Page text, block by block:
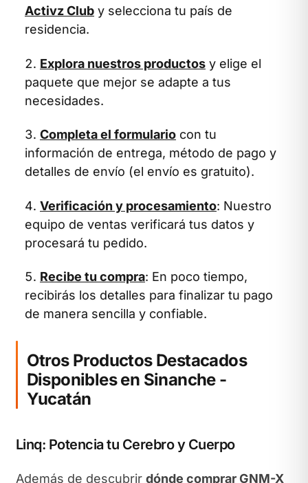
Activz Club y selecciona tu país de
residencia.
Explora nuestros productos y elige el
paquete que mejor se adapte a tus
necesidades.
Completa el formulario con tu
información de entrega, método de pago y
detalles de envío (el envío es gratuito).
Verificación y procesamiento: Nuestro
equipo de ventas verificará tus datos y
procesará tu pedido.
Recibe tu compra: En poco tiempo,
recibirás los detalles para finalizar tu pago
de manera sencilla y confiable.
Otros Productos Destacados
Disponibles en Sinanche -
Yucatán
Linq: Potencia tu Cerebro y Cuerpo
Además de descubrir dónde comprar GNM-X